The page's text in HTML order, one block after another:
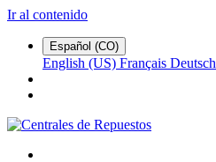
Ir al contenido
Español (CO)
English (US) Français Deutsch